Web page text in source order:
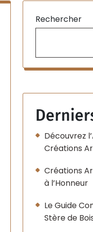
Rechercher
Découvrez
Créations
Créations
à l’Honneur
Le Guide
Stère de